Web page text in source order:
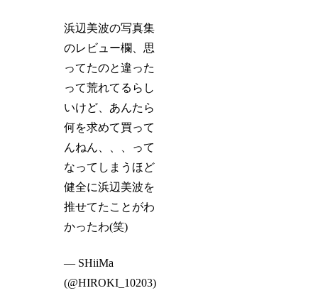
浜辺美波の写真集
のレビュー欄、思
ってたのと違った
って荒れてるらし
いけど、あんたら
何を求めて買って
んねん、、、って
なってしまうほど
健全に浜辺美波を
推せてたことがわ
かったわ(笑)
— SHiiMa
(@HIROKI_10203)